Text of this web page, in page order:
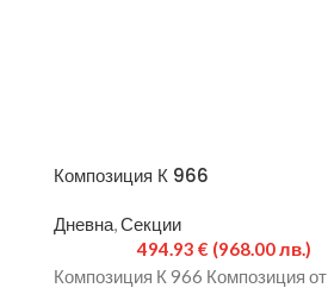
Композиция К 966
Дневна,Секции
494.93 € (968.00 лв.)
Композиция К 966 Композиция от